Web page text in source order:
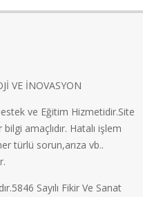
VE İNOVASYON
ve Eğitim Hizmetidir.Site
amaçlıdır. Hatalı işlem
türlü sorun,arıza vb..
Sayılı Fikir Ve Sanat